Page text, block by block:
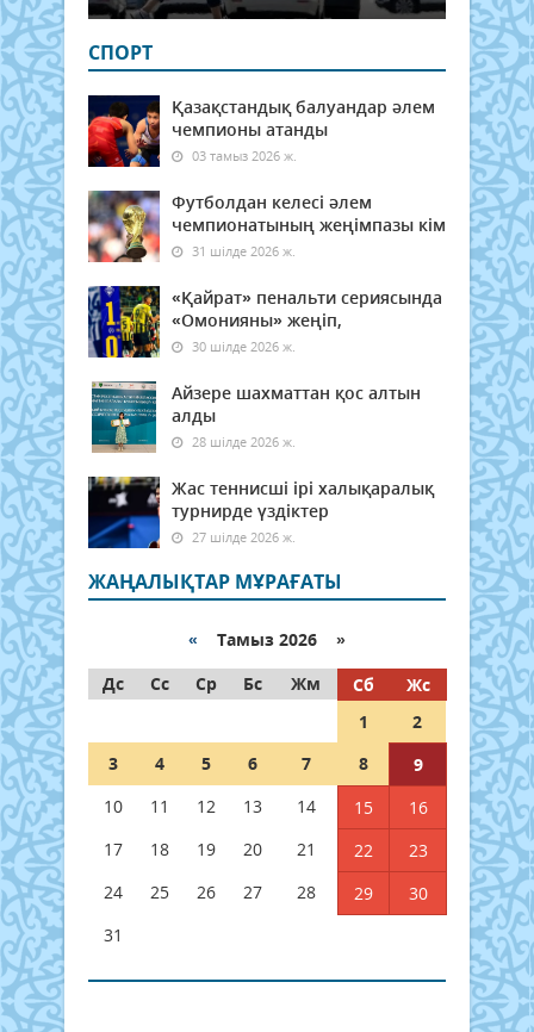
СПОРТ
Қазақстандық балуандар әлем
чемпионы атанды
03 тамыз 2026 ж.
Футболдан келесі әлем
чемпионатының жеңімпазы кім
31 шілде 2026 ж.
«Қайрат» пенальти сериясында
«Омонияны» жеңіп,
30 шілде 2026 ж.
Айзере шахматтан қос алтын
алды
28 шілде 2026 ж.
Жас теннисші ірі халықаралық
турнирде үздіктер
27 шілде 2026 ж.
ЖАҢАЛЫҚТАР МҰРАҒАТЫ
« Тамыз 2026 »
Дс
Сс Ср Бс Жм Сб
Жс
1
2
3
4 5 6 7 8
9
10
11 12 13 14 15
16
17
18 19 20 21 22
23
24
25 26 27 28 29
30
31